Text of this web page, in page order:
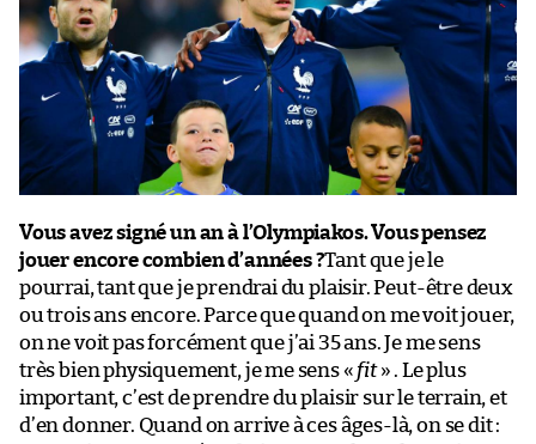
Vous avez signé un an à l’Olympiakos. Vous pensez
jouer encore combien d’années ?Tant que je le
pourrai, tant que je prendrai du plaisir. Peut-être deux
ou trois ans encore. Parce que quand on me voit jouer,
on ne voit pas forcément que j’ai 35 ans. Je me sens
très bien physiquement, je me sens « fit» . Le plus
important, c’est de prendre du plaisir sur le terrain, et
d’en donner. Quand on arrive à ces âges-là, on se dit :